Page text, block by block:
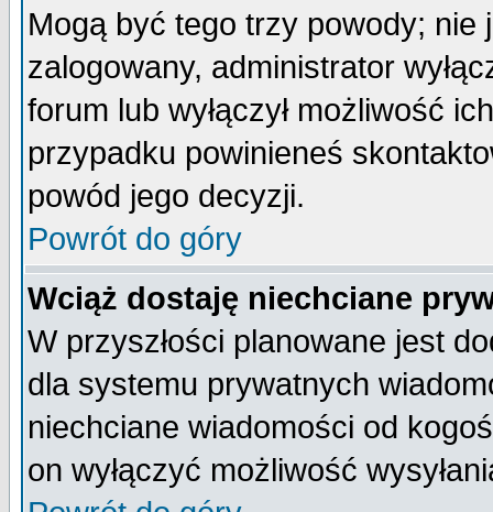
Mogą być tego trzy powody;
zalogowany, administrator
forum lub wyłączył możliwość
przypadku powinieneś
powód jego decyzji.
Powrót do góry
Wciąż dostaję niechciane
W przyszłości planowane jest
dla systemu prywatnych
niechciane wiadomości od
on wyłączyć możliwość